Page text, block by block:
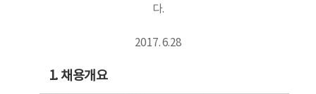
다.
2017. 6.28
1. 채용개요